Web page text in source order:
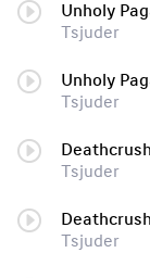
Unholy
Tsjuder
Unholy
Tsjuder
Tsjuder
Tsjuder